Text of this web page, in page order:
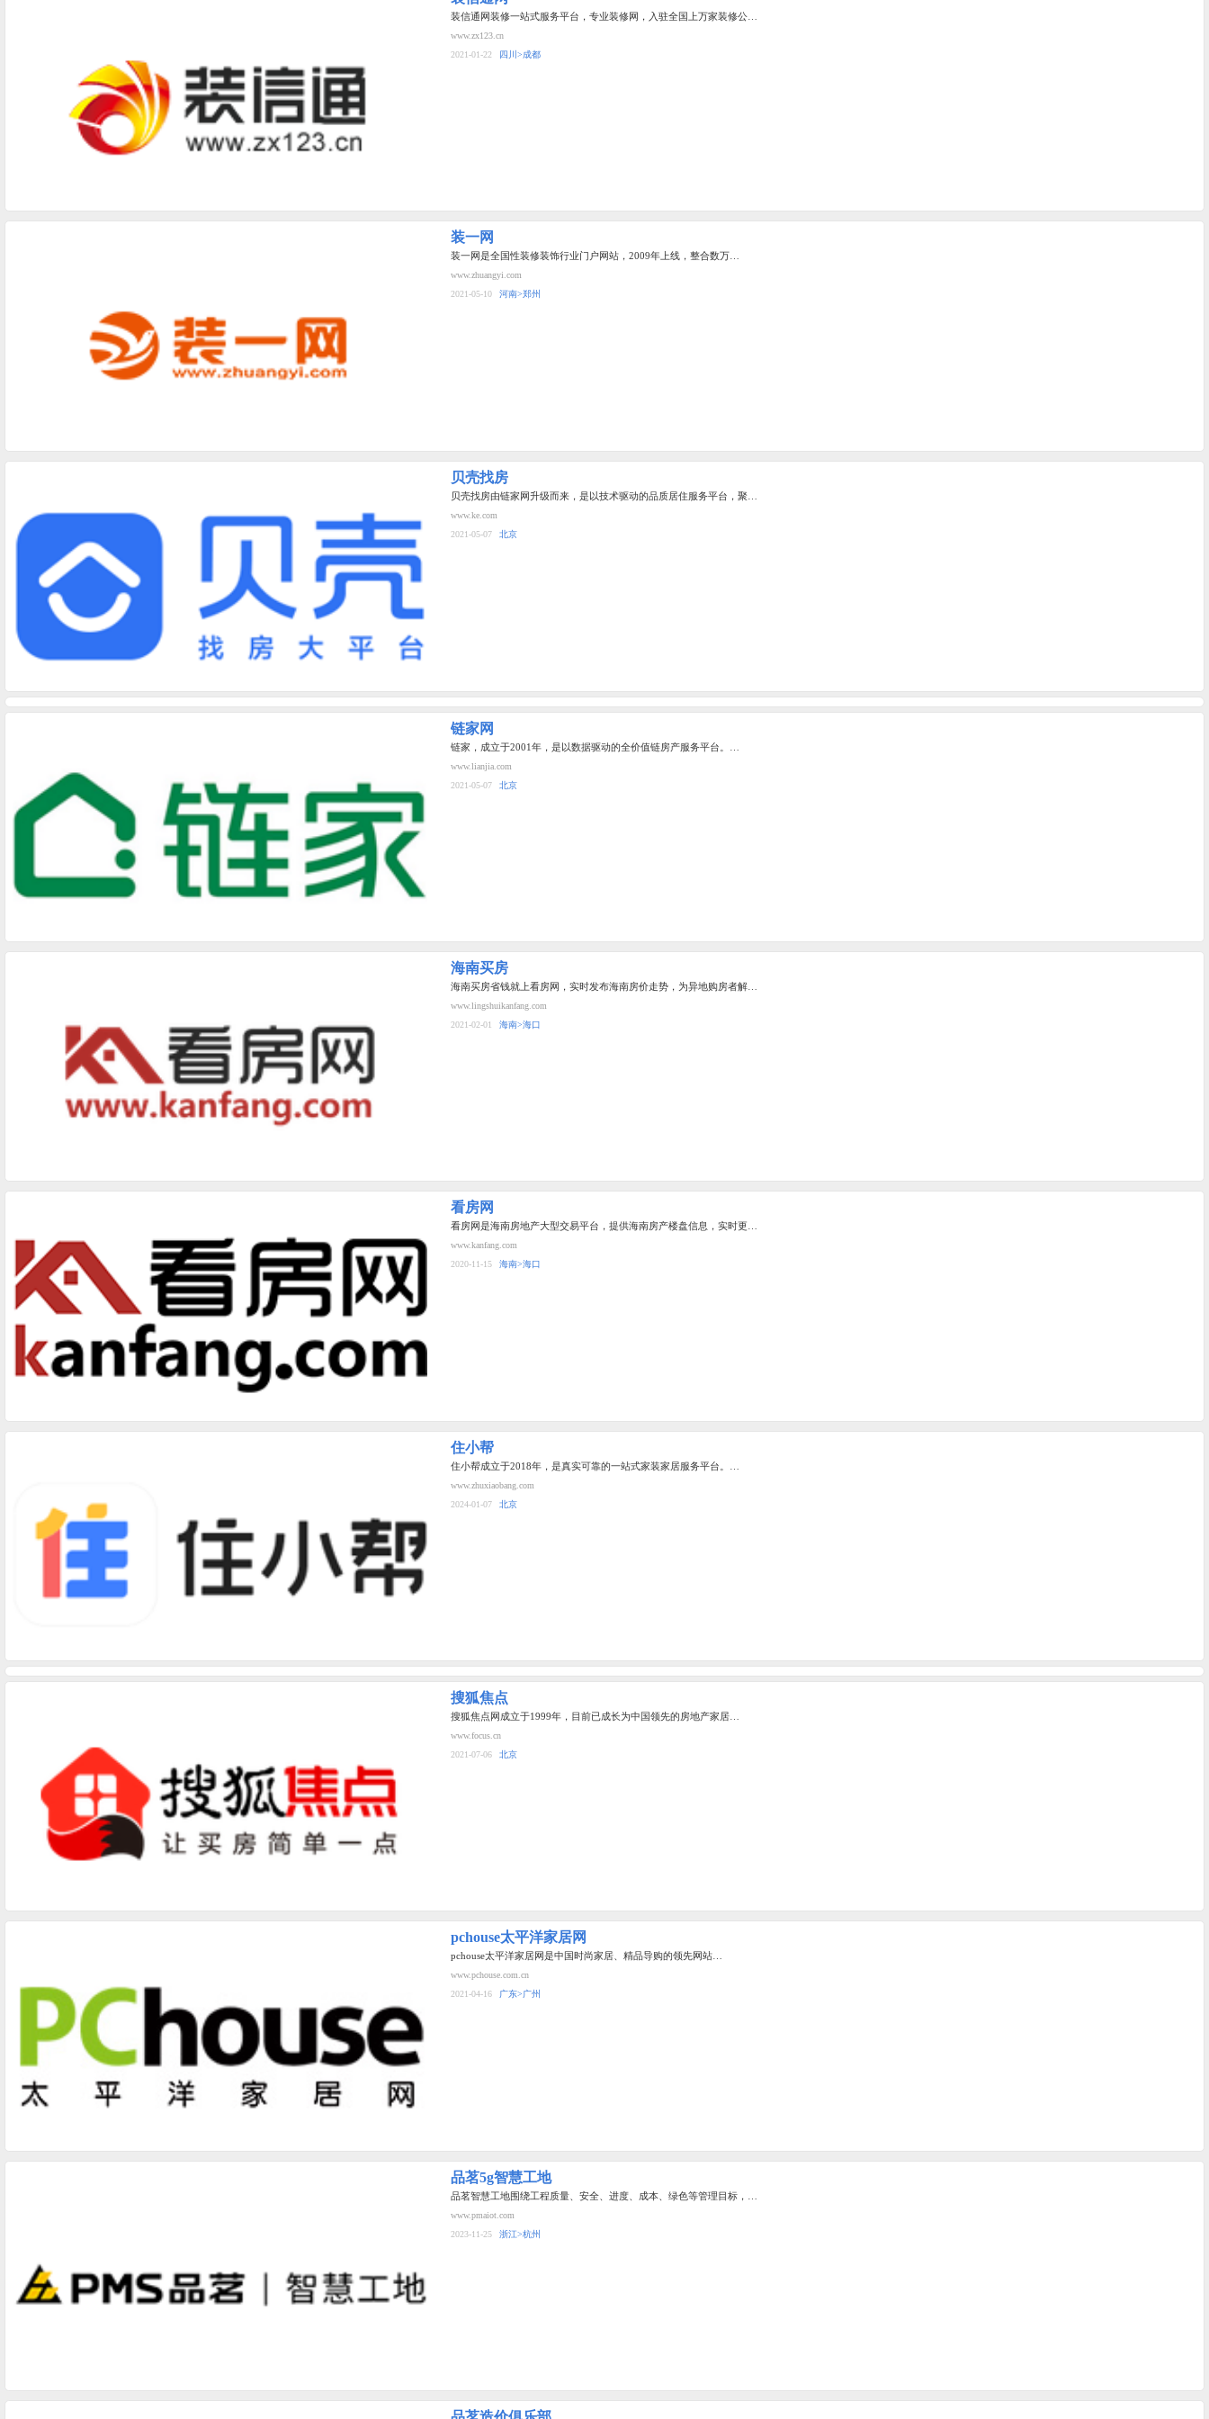
装信通网装修一站式服务平台，专业装修网，入驻全国上万家装修公…
www.zx123.cn
2021-01-22
四川>成都
装一网
装一网是全国性装修装饰行业门户网站，2009年上线，整合数万…
www.zhuangyi.com
2021-05-10
河南>郑州
贝壳找房
贝壳找房由链家网升级而来，是以技术驱动的品质居住服务平台，聚…
www.ke.com
2021-05-07
北京
链家网
链家，成立于2001年，是以数据驱动的全价值链房产服务平台。…
www.lianjia.com
2021-05-07
北京
海南买房
海南买房省钱就上看房网，实时发布海南房价走势，为异地购房者解…
www.lingshuikanfang.com
2021-02-01
海南>海口
看房网
看房网是海南房地产大型交易平台，提供海南房产楼盘信息，实时更…
www.kanfang.com
2020-11-15
海南>海口
住小帮
住小帮成立于2018年，是真实可靠的一站式家装家居服务平台。…
www.zhuxiaobang.com
2024-01-07
北京
搜狐焦点
搜狐焦点网成立于1999年，目前已成长为中国领先的房地产家居…
www.focus.cn
2021-07-06
北京
pchouse太平洋家居网
pchouse太平洋家居网是中国时尚家居、精品导购的领先网站…
www.pchouse.com.cn
2021-04-16
广东>广州
品茗5g智慧工地
品茗智慧工地围绕工程质量、安全、进度、成本、绿色等管理目标，…
www.pmaiot.com
2023-11-25
浙江>杭州